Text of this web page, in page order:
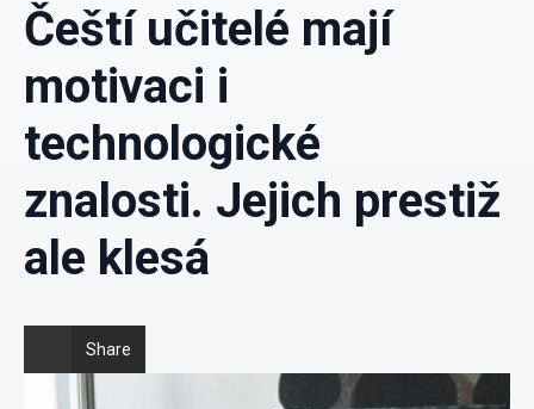
Čeští učitelé mají
motivaci i
technologické
znalosti. Jejich prestiž
ale klesá
Share